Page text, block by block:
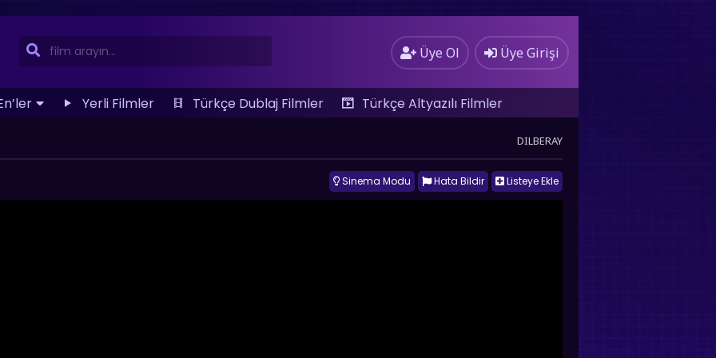
Üye Ol Üye Girişi
Yerli Filmler Türkçe Dublaj Filmler
Türkçe Altyazılı Filmler
DILBERAY
Listeye Ekle
Hata Bildir
Sinema Modu